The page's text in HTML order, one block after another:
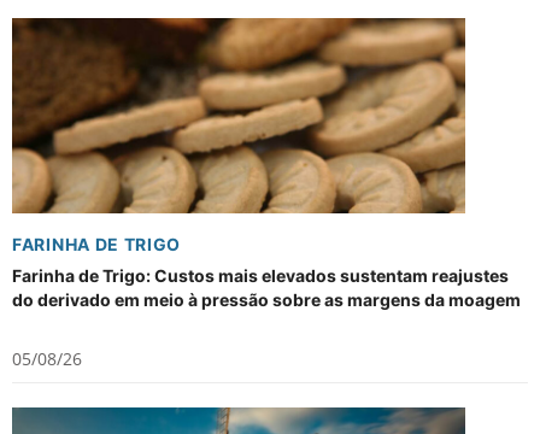
FARINHA DE TRIGO
Farinha de Trigo: Custos mais elevados sustentam reajustes
do derivado em meio à pressão sobre as margens da moagem
05/08/26